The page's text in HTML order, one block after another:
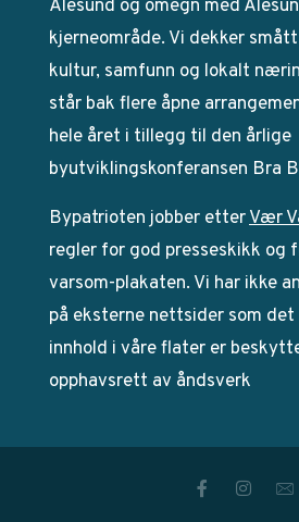
Ålesund og omegn med
kjerneområde. Vi dekker
kultur, samfunn og lokalt
står bak flere åpne
hele året i tillegg til den årlige
byutviklingskonferansen Bra
Bypatrioten jobber etterVær
regler for god presseskikk og
varsom-plakaten. Vi har ikke
på eksterne nettsider som
innhold i våre flater er
opphavsrett av åndsverk